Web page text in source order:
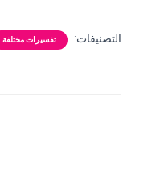
التصنيفات: تفسيرات مختلفة